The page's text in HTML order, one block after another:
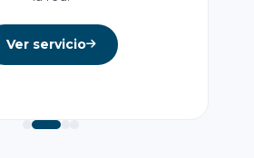
Ver servicio